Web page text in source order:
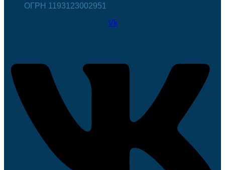
ОГРН 1193123002951
Vk